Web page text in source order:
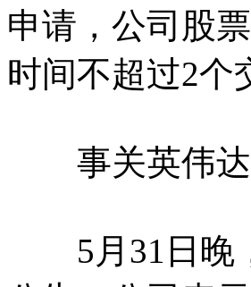
申请，公司股
时间不超过2个
事关英伟达
5月31日晚，